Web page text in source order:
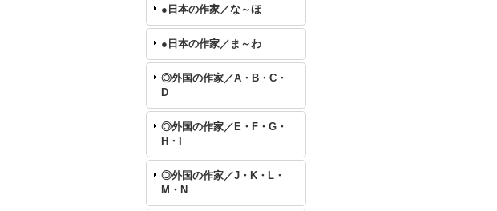
●日本の作家／な～ほ
●日本の作家／ま～わ
◎外国の作家／A・B・C・
D
◎外国の作家／E・F・G・
H・I
◎外国の作家／J・K・L・
M・N